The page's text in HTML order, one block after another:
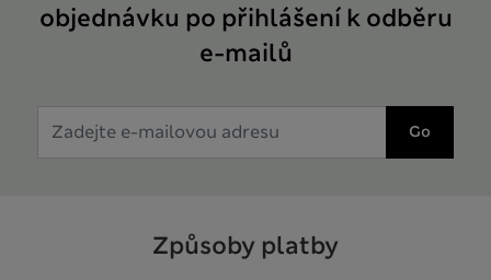
objednávku po přihlášení k odběru
e-mailů
Go
Způsoby platby